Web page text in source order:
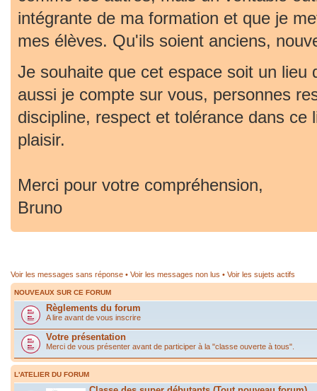
intégrante de ma formation et que je
mes élèves. Qu'ils soient anciens,
Je souhaite que cet espace soit un lieu
aussi je compte sur vous, personnes
discipline, respect et tolérance dans ce
plaisir.
Merci pour votre compréhension,
Bruno
Voir les messages sans réponse • Voir les messages non lus • Voir les sujets actifs
NOUVEAUX SUR CE FORUM
Règlements du forum
A lire avant de vous inscrire
Votre présentation
Merci de vous présenter avant de participer à la "classe ouverte à tous".
L'ATELIER DU FORUM